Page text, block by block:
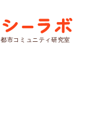
​都市コミュニティ研究室